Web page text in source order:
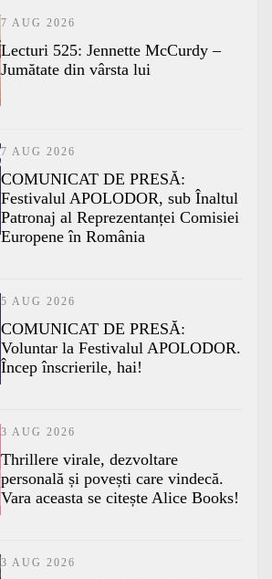
7 AUG 2026
Lecturi 525: Jennette McCurdy –
Jumătate din vârsta lui
7 AUG 2026
COMUNICAT DE PRESĂ:
Festivalul APOLODOR, sub Înaltul
Patronaj al Reprezentanței Comisiei
Europene în România
5 AUG 2026
COMUNICAT DE PRESĂ:
Voluntar la Festivalul APOLODOR.
Încep înscrierile, hai!
3 AUG 2026
Thrillere virale, dezvoltare
personală și povești care vindecă.
Vara aceasta se citește Alice Books!
3 AUG 2026